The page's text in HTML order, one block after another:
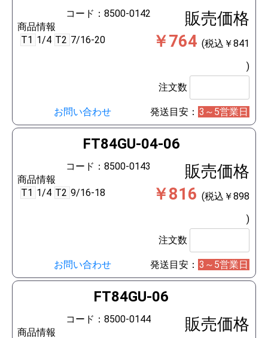
コード：8500-0142
商品情報
T1 1/4 T2 7/16-20
販売価格
￥764 (税込￥841
)
注文数
お問い合わせ 発送目安： 3～5営業日
FT84GU-04-06
コード：8500-0143
商品情報
T1 1/4 T2 9/16-18
販売価格
￥816 (税込￥898
)
注文数
お問い合わせ 発送目安： 3～5営業日
FT84GU-06
コード：8500-0144
商品情報
販売価格